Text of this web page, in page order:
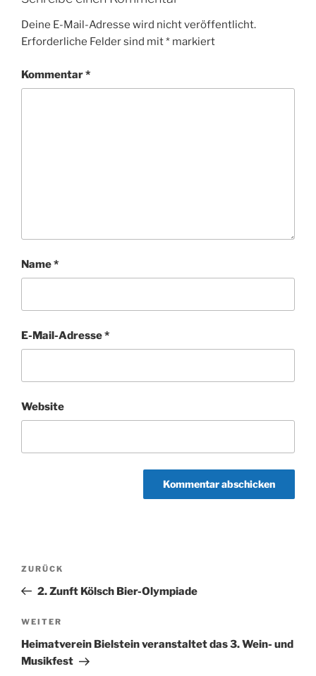
Deine E-Mail-Adresse wird nicht veröffentlicht.
Erforderliche Felder sind mit* markiert
Kommentar*
Name*
E-Mail-Adresse*
Website
Beitragsnavigation
Vorheriger
Beitrag
ZURÜCK
2. Zunft Kölsch Bier-Olympiade
Nächster
Beitrag
WEITER
Heimatverein Bielstein veranstaltet das 3. Wein- und
Musikfest